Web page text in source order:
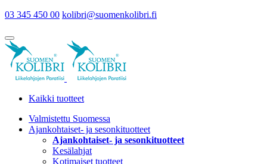
03 345 450 00 kolibri@suomenkolibri.fi
Kaikki tuotteet
Valmistettu Suomessa
Ajankohtaiset- ja sesonkituotteet
Ajankohtaiset- ja sesonkituotteet
Kesälahjat
Kotimaiset tuotteet